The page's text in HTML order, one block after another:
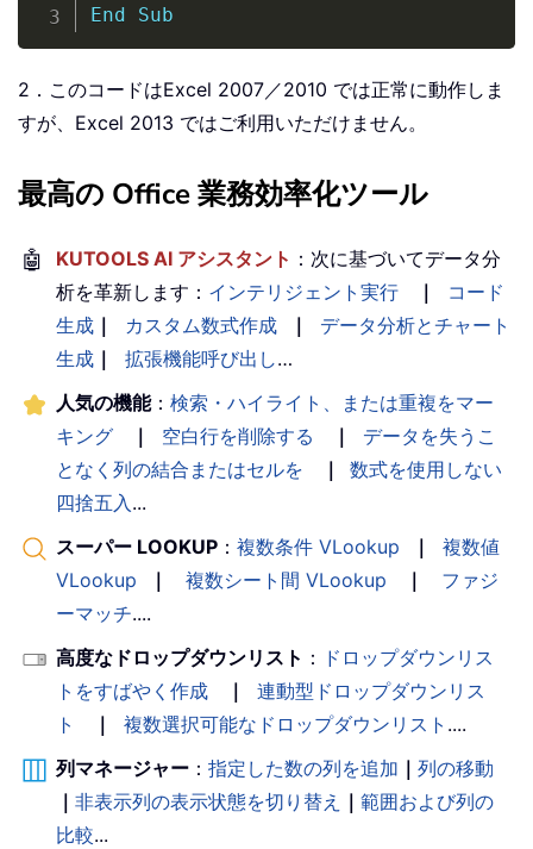
End Sub
2．このコードはExcel 2007／2010 では正常に動作しま
すが、Excel 2013 ではご利用いただけません。
最高の Office 業務効率化ツール
🤖 KUTOOLS AI アシスタント ：次に基づいてデータ分
析を革新します： インテリジェント実行 ｜
コード
生成 ｜ カスタム数式作成 ｜
データ分析とチャート
生成 ｜ 拡張機能呼び出し…
人気の機能： 検索・ハイライト、または重複をマー
キング
｜ 空白行を削除する ｜
データを失うこ
となく列の結合またはセルを
｜
数式を使用しない
四捨五入...
スーパー LOOKUP ： 複数条件 VLookup ｜
複数値
VLookup
｜ 複数シート間 VLookup ｜
ファジ
ーマッチ....
高度なドロップダウンリスト ： ドロップダウンリス
トをすばやく作成
｜
連動型ドロップダウンリス
ト
｜ 複数選択可能なドロップダウンリスト ....
列マネージャー ： 指定した数の列を追加 ｜ 列の移動
｜ 非表示列の表示状態を切り替え ｜ 範囲および列の
比較...